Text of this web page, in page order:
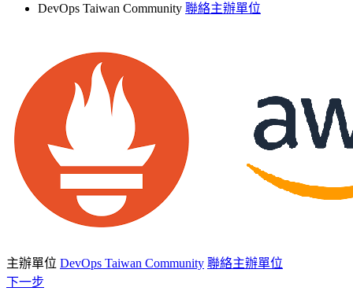
DevOps Taiwan Community 聯絡主辦單位
主辦單位 DevOps Taiwan Community 聯絡主辦單位
下一步